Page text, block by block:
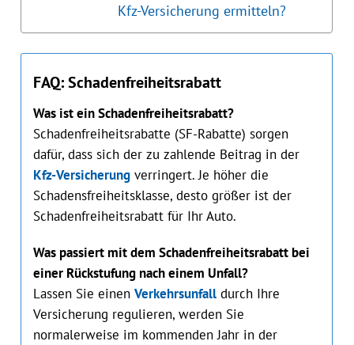
Kfz-Versicherung ermitteln?
FAQ: Schadenfreiheitsrabatt
Was ist ein Schadenfreiheitsrabatt?
Schadenfreiheitsrabatte (SF-Rabatte) sorgen
dafür, dass sich der zu zahlende Beitrag in der
Kfz-Versicherungverringert. Je höher die
Schadensfreiheitsklasse, desto größer ist der
Schadenfreiheitsrabatt für Ihr Auto.
Was passiert mit dem Schadenfreiheitsrabatt bei
einer Rückstufung nach einem Unfall?
Lassen Sie einen Verkehrsunfalldurch Ihre
Versicherung regulieren, werden Sie
normalerweise im kommenden Jahr in der